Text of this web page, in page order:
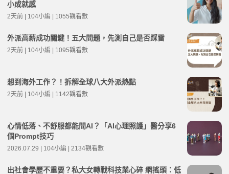
小成就感
2天前 | 104小編 | 1055觀看數
外派高薪成功關鍵！五大問題，先測自己是否踩雷
2天前 | 104小編 | 1095觀看數
想到海外工作？！拆解全球八大外派熱點
2天前 | 104小編 | 1142觀看數
心情低落、不舒服都能問AI？「AI心理照護」醫分享6
個Prompt技巧
2026.07.29 | 104小編 | 2134觀看數
出社會學歷不重要？私大女轉戰科技業心碎 網搖頭：低